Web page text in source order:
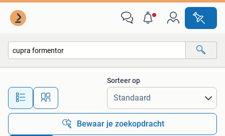
Alle afstanden…
Sorteer op
Bewaar je zoekopdracht